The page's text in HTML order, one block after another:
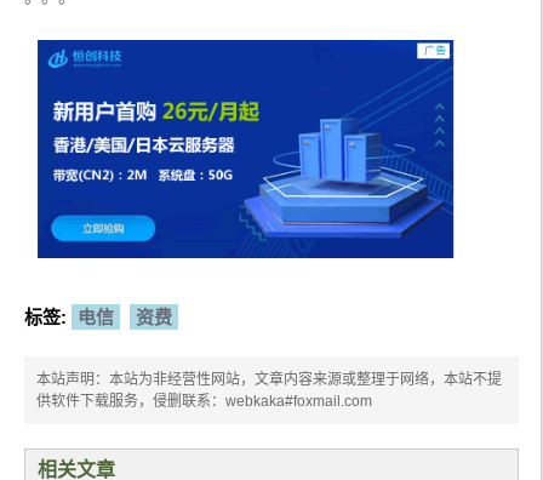
标签: 电信 资费
本站声明：本站为非经营性网站，文章内容来源或整理于网络，本站不提
供软件下载服务，侵删联系：webkaka#foxmail.com
相关文章